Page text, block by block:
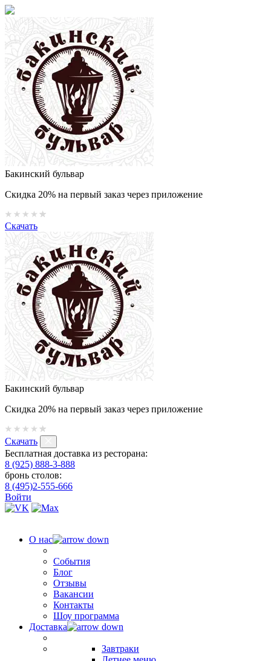
Бакинский бульвар
Скидка 20% на первый заказ через приложение
Скачать
Бакинский бульвар
Скидка 20% на первый заказ через приложение
Скачать
Бесплатная доставка из ресторана:
8 (925) 888-3-888
бронь столов:
8 (495)2-555-666
Войти
О нас
События
Блог
Отзывы
Вакансии
Контакты
Шоу программа
Доставка
Завтраки